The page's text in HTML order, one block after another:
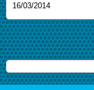
16/03/2014